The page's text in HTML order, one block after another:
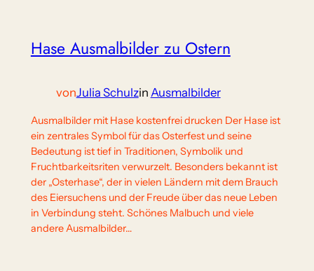
Hase Ausmalbilder zu Ostern
vonJulia Schulzin Ausmalbilder
Ausmalbilder mit Hase kostenfrei drucken Der Hase ist
ein zentrales Symbol für das Osterfest und seine
Bedeutung ist tief in Traditionen, Symbolik und
Fruchtbarkeitsriten verwurzelt. Besonders bekannt ist
der „Osterhase“, der in vielen Ländern mit dem Brauch
des Eiersuchens und der Freude über das neue Leben
in Verbindung steht. Schönes Malbuch und viele
andere Ausmalbilder…